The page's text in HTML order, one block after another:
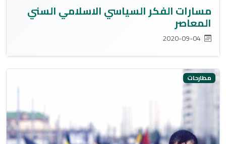
مسارات الفكر السياسي الاسلامي السني
المعاصر
مطارحات